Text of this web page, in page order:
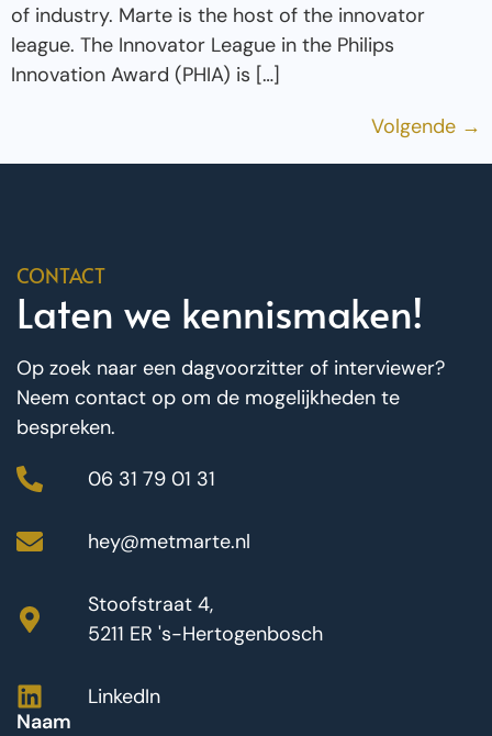
of industry. Marte is the host of the innovator
league. The Innovator League in the Philips
Innovation Award (PHIA) is […]
Volgende →
CONTACT
Laten we kennismaken!
Op zoek naar een dagvoorzitter of interviewer?
Neem contact op om de mogelijkheden te
bespreken.
06 31 79 01 31
hey@metmarte.nl
Stoofstraat 4,
5211 ER 's-Hertogenbosch
LinkedIn
Naam